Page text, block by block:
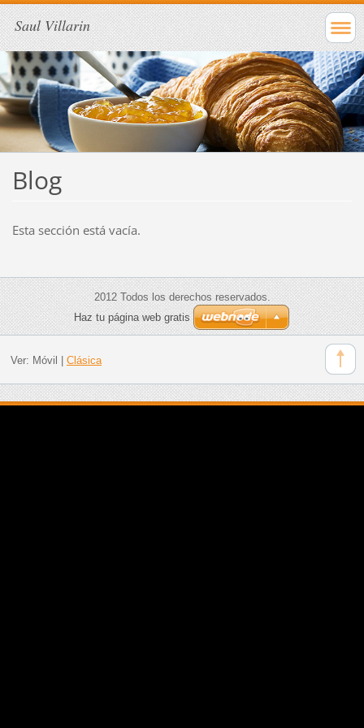
Saul Villarin
Blog
Esta sección está vacía.
2012 Todos los derechos reservados.
Haz tu página web gratis
Ver: Móvil Clásica